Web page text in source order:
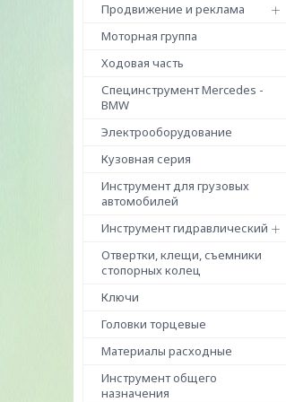
Продвижение и реклама
Моторная группа
Ходовая часть
Специнструмент Mercedes -
BMW
Электрооборудование
Кузовная серия
Инструмент для грузовых
автомобилей
Инструмент гидравлический
Отвертки, клещи, съемники
стопорных колец
Ключи
Головки торцевые
Материалы расходные
Инструмент общего
назначения